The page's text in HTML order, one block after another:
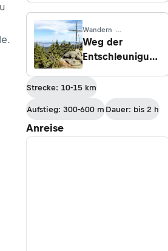
Wattens - Tulfes
Wandern ·
Oberösterreich
Weg der
Entschleunigung
Energie tanken -
Etappe 9:
Hintenberg -
Strecke: 10-15 km
Aufstieg: 300-600 m Dauer: bis 2 h
Anreise